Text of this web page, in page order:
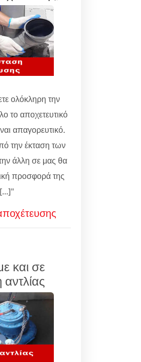
ολόκληρη την
το αποχετευτικό
απαγορευτικό.
την έκταση των
άλλη σε μας θα
προσφορά της
και σε